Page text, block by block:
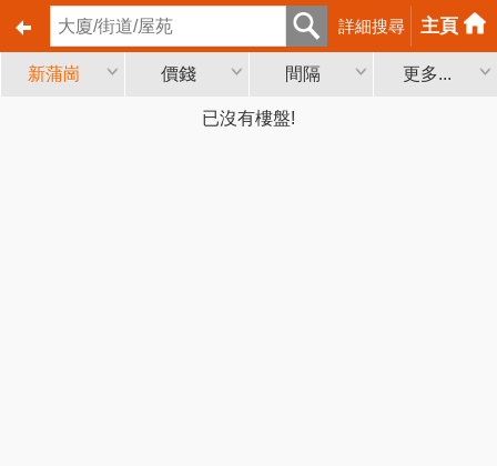
詳細搜尋 主頁
新蒲崗 價錢 間隔 更多...
已沒有樓盤!